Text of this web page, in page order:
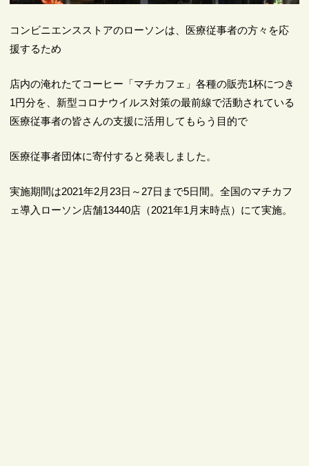
コンビニエンスストアのローソンは、医療従事者の方々を応
援するため
店内の淹れたてコーヒー「マチカフェ」各種の販売1杯につき
1円分を、新型コロナウイルス対策の最前線で活動されている
医療従事者の皆さんの支援に活用してもらう目的で
医療従事者団体に寄付すると発表しました。
実施期間は2021年2月23日～27日まで5日間。全国のマチカフ
ェ導入ローソン店舗13440店（2021年1月末時点）にて実施。